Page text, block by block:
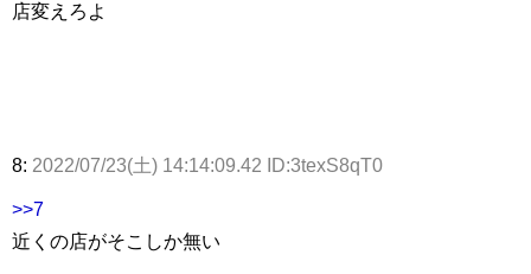
店変えろよ
8: 2022/07/23(土) 14:14:09.42 ID:3texS8qT0
>>7
近くの店がそこしか無い